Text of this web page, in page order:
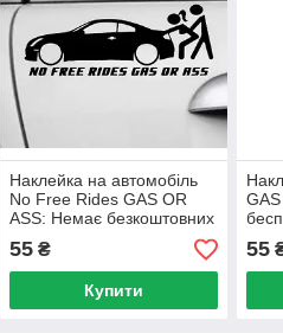
Наклейка на автомобіль
No Free Rides GAS OR
ASS: Немає безкоштовних
поїздок - паливо або
попка - чорна
55₴
Купити
55